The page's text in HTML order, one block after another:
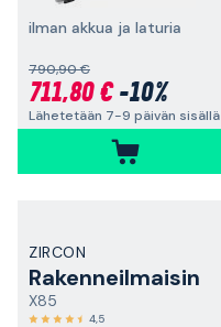
ilman akkua ja laturia
790,90 €
711,80 €-10%
Lähetetään 7-9 päivän sisällä
ZIRCON
Rakenneilmaisin
X85
4,5